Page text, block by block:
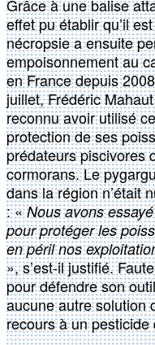
Grâce à une balise
effet pu établir qu’il
nécropsie a ensuite
empoisonnement au
en France depuis
juillet, Frédéric
reconnu avoir utilisé
protection de ses
prédateurs piscivores
cormorans. Le
dans la région n’était
: «Nous avons
pour protéger les
en péril nos
», s’est-il justifié.
pour défendre son
aucune autre solution
recours à un pesticide